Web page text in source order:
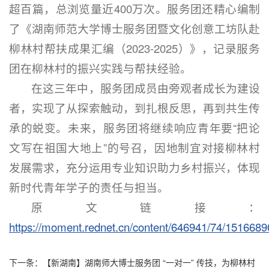
超百篇，总浏览量近400万次。服务团还精心编制
了《湖南师范大学博士服务团暨文化创意工坊队赴
柳林村帮扶成果汇编（2023-2025）》，记录服务
团在柳林村的振兴实践与帮扶经验。
在这三年中，服务团成员由旁观者成长为建设
者，实现了从探索触动，到扎根反思，再到共生传
承的蜕变。未来，服务团将继续响应青年要“把论
文写在祖国大地上”的号召，因地制宜对接柳林村
发展需求，充分运用专业知识助力乡村振兴，体现
新时代青年学子的责任与担当。
原文链接：
https://moment.rednet.cn/content/646941/74/
下一条：
【新湖南】湖南师大博士服务团 “一对一” 传技，为柳林村